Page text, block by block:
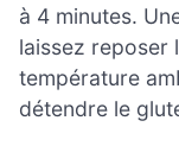
à 4 minutes.
laissez reposer
température
détendre le